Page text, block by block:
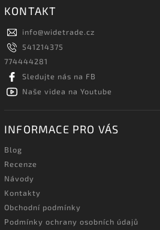
KONTAKT
info@widetrade.cz
541214375
774444281
Sledujte nás na FB
Naše videa na Youtube
INFORMACE PRO VÁS
Blog
Recenze
Návody
Kontakty
Obchodní podmínky
Podmínky ochrany osobních údajů